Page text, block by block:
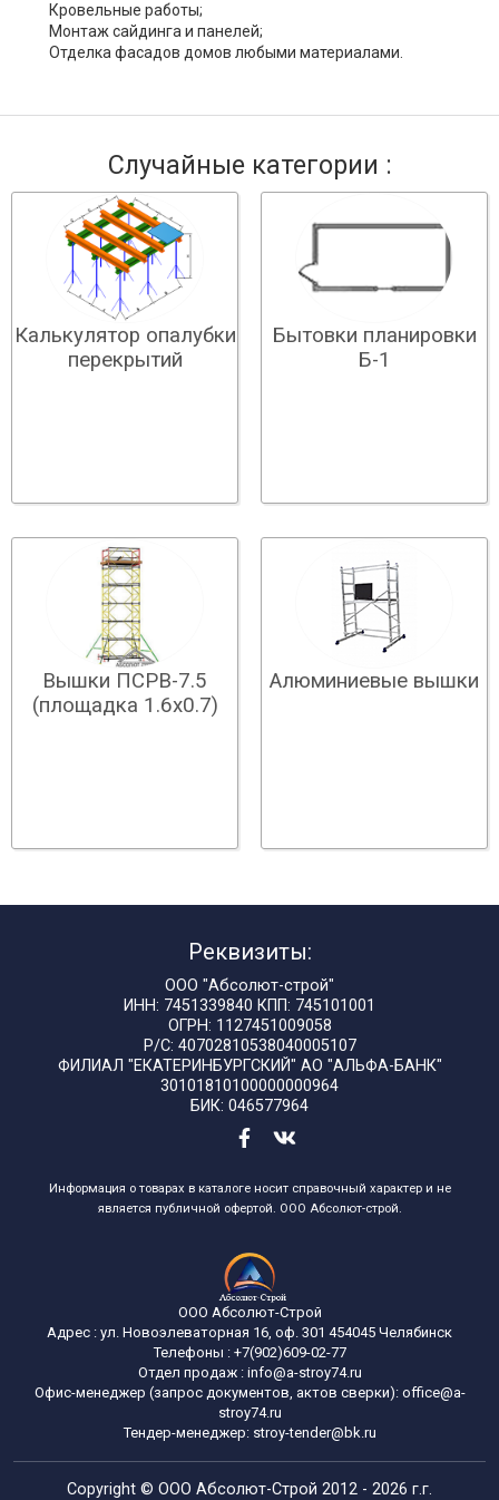
Кровельные работы;
Монтаж сайдинга и панелей;
Отделка фасадов домов любыми материалами.
Случайные категории :
Калькулятор опалубки
перекрытий
Бытовки планировки
Б-1
Вышки ПСРВ-7.5
(площадка 1.6х0.7)
Алюминиевые вышки
Реквизиты:
ООО "Абсолют-строй"
ИНН: 7451339840 КПП: 745101001
ОГРН: 1127451009058
Р/С: 40702810538040005107
ФИЛИАЛ "ЕКАТЕРИНБУРГСКИЙ" АО "АЛЬФА-БАНК"
30101810100000000964
БИК: 046577964
Информация о товарах в каталоге носит справочный характер и не
является публичной офертой. ООО Абсолют-строй.
ООО Абсолют-Строй
Адрес : ул. Новоэлеваторная 16, оф. 301 454045 Челябинск
Телефоны :+7(902)609-02-77
Отдел продаж : info@a-stroy74.ru
Офис-менеджер (запрос документов, актов сверки): office@a-
stroy74.ru
Тендер-менеджер: stroy-tender@bk.ru
Copyright © ООО Абсолют-Строй 2012 - 2026 г.г.